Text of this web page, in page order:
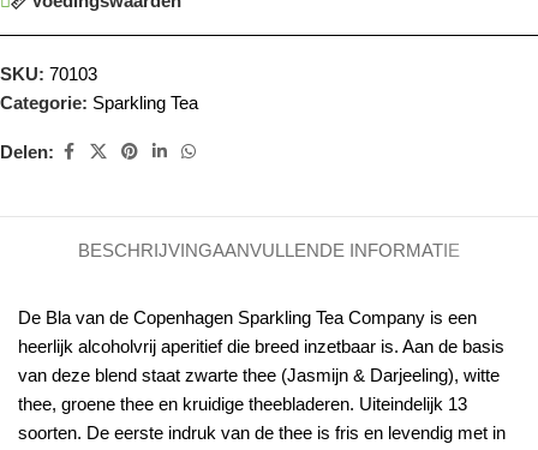
SKU: 70103
Categorie: Sparkling Tea
Delen:
BESCHRIJVINGAANVULLENDE INFORMATIE
De Bla van de Copenhagen Sparkling Tea Company is een
heerlijk alcoholvrij aperitief die breed inzetbaar is. Aan de basis
van deze blend staat zwarte thee (Jasmijn & Darjeeling), witte
thee, groene thee en kruidige theebladeren. Uiteindelijk 13
soorten. De eerste indruk van de thee is fris en levendig met in